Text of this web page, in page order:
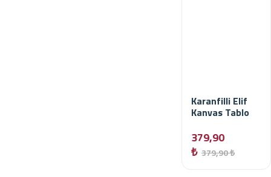
Karanfilli Elif
Kanvas Tablo
379,90
₺ 379,90 ₺